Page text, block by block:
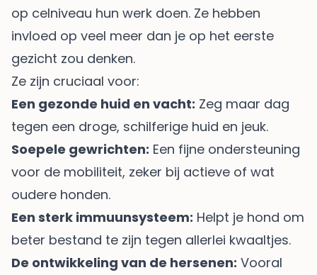
op celniveau hun werk doen. Ze hebben
invloed op veel meer dan je op het eerste
gezicht zou denken.
Ze zijn cruciaal voor:
Een gezonde huid en vacht: Zeg maar dag
tegen een droge, schilferige huid en jeuk.
Soepele gewrichten: Een fijne ondersteuning
voor de mobiliteit, zeker bij actieve of wat
oudere honden.
Een sterk immuunsysteem: Helpt je hond om
beter bestand te zijn tegen allerlei kwaaltjes.
De ontwikkeling van de hersenen: Vooral